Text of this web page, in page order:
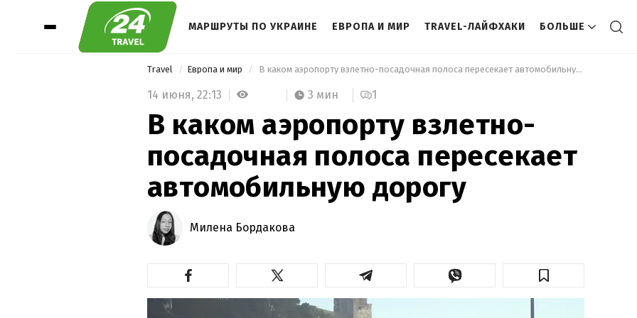
МАРШРУТЫ ПО УКРАИНЕ ЕВРОПА И МИР TRAVEL-ЛАЙФХАКИ БОЛЬШЕ
Travel Европа и мир В каком аэропорту взлетно-посадочная полоса пересекает автомобильную дорогу
14 июня, 22:13 3 мин 1
В каком аэропорту взлетно-
посадочная полоса пересекает
автомобильную дорогу
Милена Бордакова